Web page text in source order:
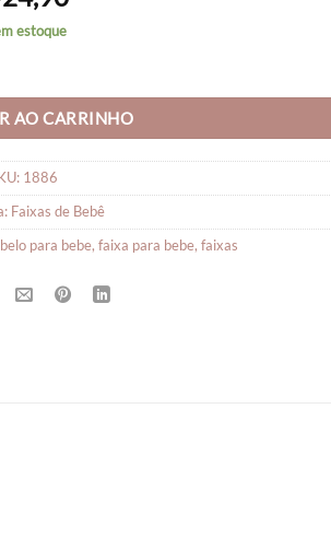
estoque
AO CARRINHO
1886
Faixas de Bebê
para bebe,faixa para bebe,faixas